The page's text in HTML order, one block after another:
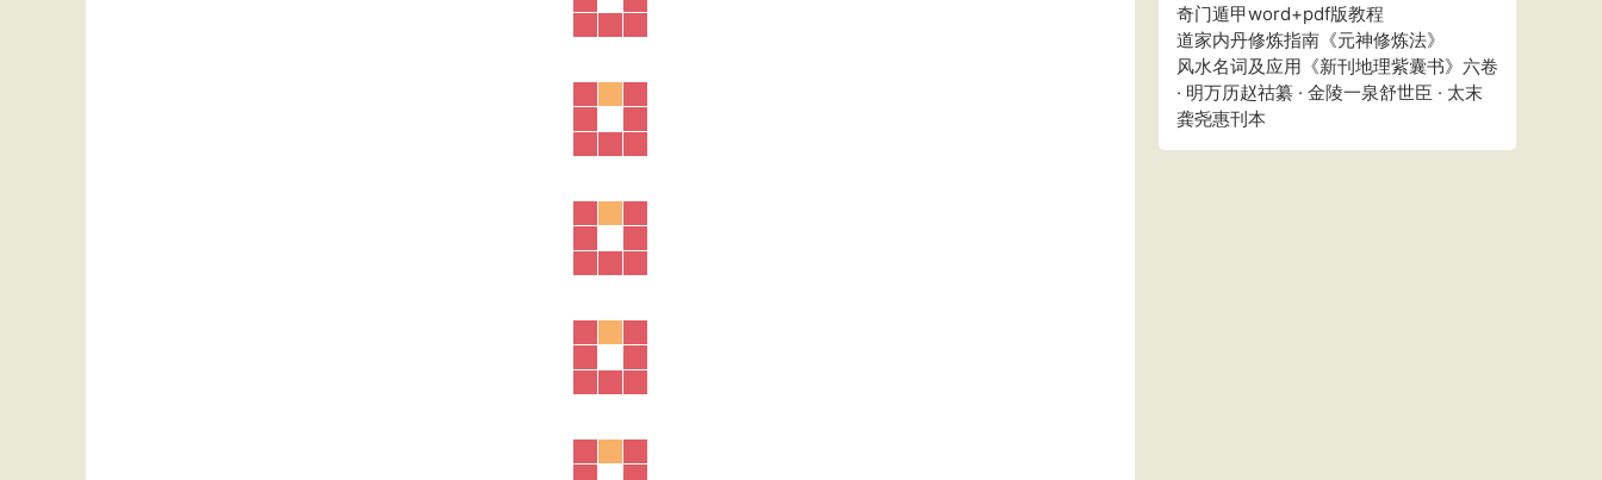
奇门遁甲word+pdf版教程
道家内丹修炼指南《元神修炼法》
风水名词及应用《新刊地理紫囊书》六卷
· 明万历赵祜纂 · 金陵一泉舒世臣 · 太末
龚尧惠刊本